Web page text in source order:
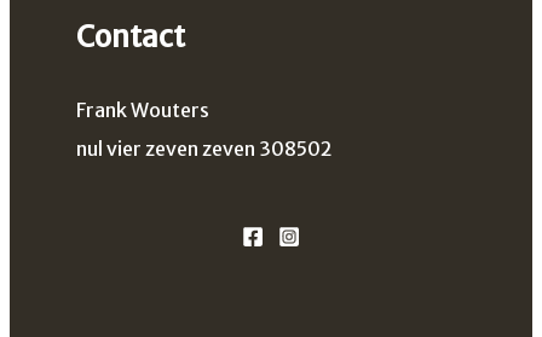
Contact
Frank Wouters
nul vier zeven zeven 308502